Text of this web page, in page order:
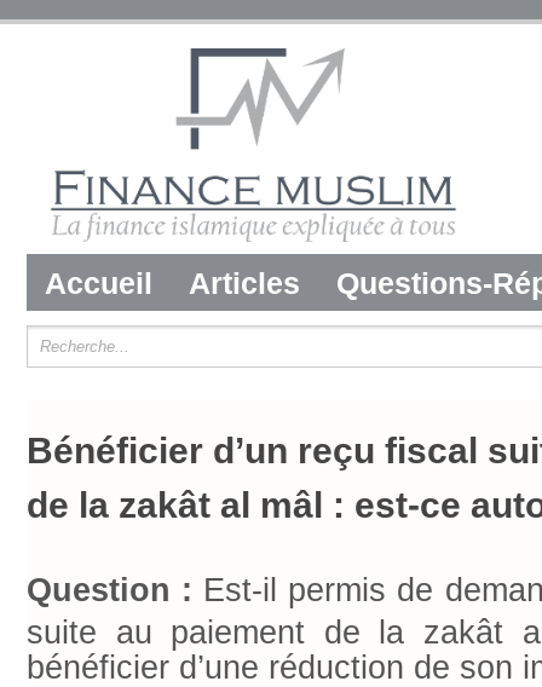
Accueil Articles Questions-
Bénéficier d’un reçu fiscal
de la zakât al mâl : est-ce
Question : Est-il permis de
suite au paiement de la zakât
bénéficier d’une réduction de son